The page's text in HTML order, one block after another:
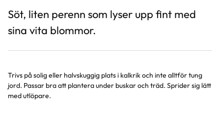
Söt, liten perenn som lyser upp fint med
sina vita blommor.
Trivs på solig eller halvskuggig plats i kalkrik och inte alltför tung
jord. Passar bra att plantera under buskar och träd. Sprider sig lätt
med utlöpare.